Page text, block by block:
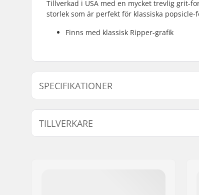
Tillverkad i USA med en mycket trevlig grit-
storlek som är perfekt för klassiska popsicle-
Finns med klassisk Ripper-grafik
SPECIFIKATIONER
Length:
TILLVERKARE